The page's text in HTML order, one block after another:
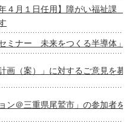
４月１日任用】障がい福祉課
ミナー 未来をつくる半導体」
画（案）」に対するご意見を募
ン＠三重県尾鷲市」の参加者を